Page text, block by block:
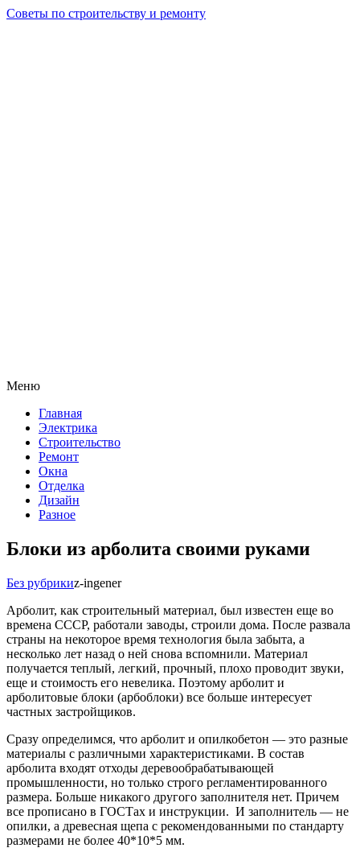
Советы по строительству и ремонту
Меню
Главная
Электрика
Строительство
Ремонт
Окна
Отделка
Дизайн
Разное
Блоки из арболита своими руками
Без рубрикиz-ingener
Арболит, как строительный материал, был известен еще во
времена СССР, работали заводы, строили дома. После развала
страны на некоторое время технология была забыта, а
несколько лет назад о ней снова вспомнили. Материал
получается теплый, легкий, прочный, плохо проводит звуки,
еще и стоимость его невелика. Поэтому арболит и
арболитовые блоки (арбоблоки) все больше интересует
частных застройщиков.
Сразу определимся, что арболит и опилкобетон — это разные
материалы с различными характеристиками. В состав
арболита входят отходы деревообрабатывающей
промышленности, но только строго регламентированного
размера. Больше никакого другого заполнителя нет. Причем
все прописано в ГОСТах и инструкции. И заполнитель — не
опилки, а древесная щепа с рекомендованными по стандарту
размерами не более 40*10*5 мм.